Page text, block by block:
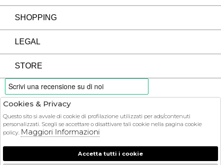
SHOPPING
LEGAL
STORE
PAYMENTS
COURIER
Cookies & Privacy
Questo sito si avvale di cookie di profilazione utilizzati per ads/contenuti
personalizzati. Scegli se accettare o disattivare tali cookie nella pagina cookie
policy. Maggiori Informazioni
Accetta tutti i cookie